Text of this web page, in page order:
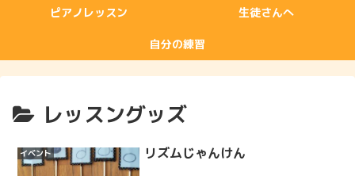
ピアノレッスン 生徒さんへ
自分の練習
レッスングッズ
イベント リズムじゃんけん